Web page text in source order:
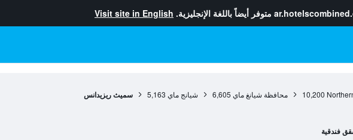
متوفر أيضاً باللغة الإنجليزية. Visit site in English
10,200 محافظة شيانغ ماي 6,605 شيانج ماي 5,163 سميث ريزيدانس
فندقية